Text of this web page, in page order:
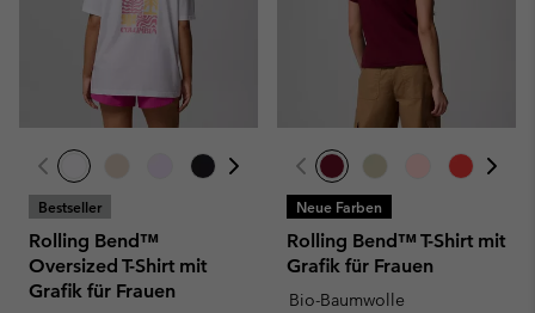
Bestseller
Rolling Bend™
Oversized T-Shirt mit
Grafik für Frauen
Neue Farben
Rolling Bend™ T-Shirt mit
Grafik für Frauen
Bio-Baumwolle